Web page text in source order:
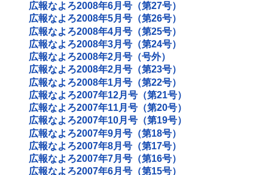
広報なよろ2008年6月号（第27号）
広報なよろ2008年5月号（第26号）
広報なよろ2008年4月号（第25号）
広報なよろ2008年3月号（第24号）
広報なよろ2008年2月号（号外）
広報なよろ2008年2月号（第23号）
広報なよろ2008年1月号（第22号）
広報なよろ2007年12月号（第21号）
広報なよろ2007年11月号（第20号）
広報なよろ2007年10月号（第19号）
広報なよろ2007年9月号（第18号）
広報なよろ2007年8月号（第17号）
広報なよろ2007年7月号（第16号）
広報なよろ2007年6月号（第15号）